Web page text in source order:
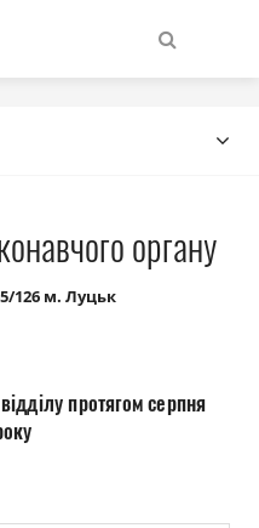
органу
126 м. Луцьк
протягом серпня